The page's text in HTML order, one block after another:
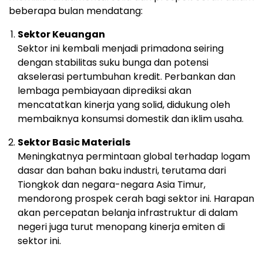
beberapa bulan mendatang:
SektorKeuangan
Sektorini kembali menjadi primadonaseiring
denganstabilitassuku bungadan potensi
akselerasi pertumbuhan kredit. Perbankandan
lembaga pembiayaandiprediksiakan
mencatatkan kinerjayangsolid,didukungoleh
membaiknya konsumsidomestikdaniklimusaha.
SektorBasicMaterials
Meningkatnya permintaanglobal terhadap logam
dasardan bahan bakuindustri, terutamadari
Tiongkokdan negara-negaraAsia Timur,
mendorong prospekcerah bagisektorini. Harapan
akan percepatan belanjainfrastrukturdidalam
negerijuga turut menopang kinerjaemitendi
sektorini.